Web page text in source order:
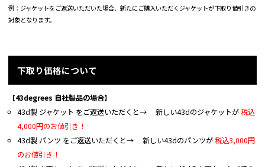
例：ジャケットをご返送いただいた場合、新たにご購入いただくジャケットが下取り値引きの
対象となります。
下取り価格について
【43degrees 自社製品の場合】
43d製 ジャケット をご返送いただくと→ 新しい43dのジャケットが 税込
4,000円のお値引き！
43d製 パンツ をご返送いただくと→ 新しい43dのパンツが 税込3,000円
のお値引き！